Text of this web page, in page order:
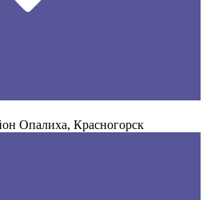
Опалиха, Красногорск